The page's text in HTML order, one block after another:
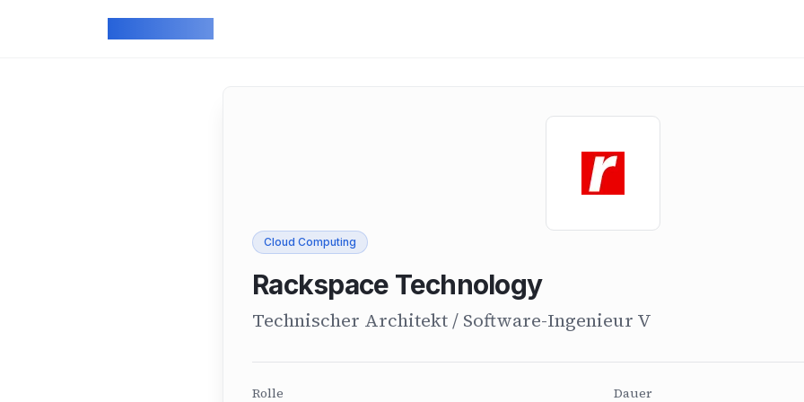
Cloud Computing
Rackspace Technology
Technischer Architekt / Software-Ingenieur V
Rolle Dauer